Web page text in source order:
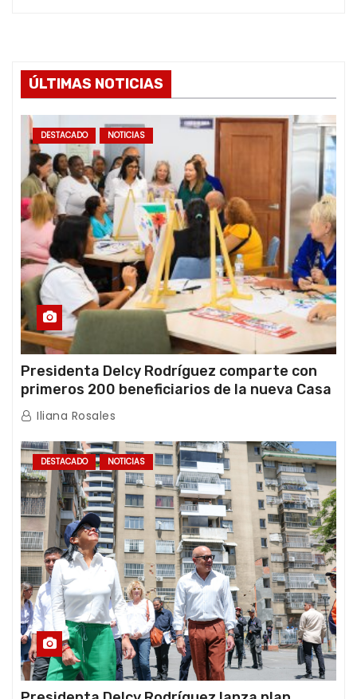
ÚLTIMAS NOTICIAS
DESTACADO NOTICIAS
Presidenta Delcy Rodríguez comparte con
primeros 200 beneficiarios de la nueva Casa
de los Abuelos “La Primavera” en Caracas
Iliana Rosales
DESTACADO NOTICIAS